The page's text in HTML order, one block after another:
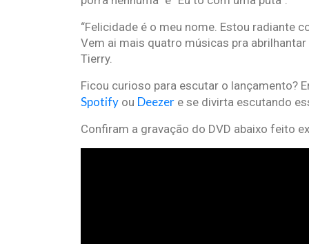
“Felicidade é o meu nome. Estou radiante
Vem ai mais quatro músicas pra
Tierry.
Ficou curioso para escutar o lançamento?
Spotify ou Deezer e se divirta escutando
Confiram a gravação do DVD abaixo feito